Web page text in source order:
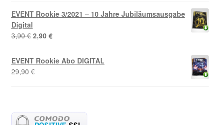
3,90 €2,22 €.
EVENT Rookie 3/2021 – 10 Jahre Jubiläumsausgabe
Digital
3,90€ Ursprünglicher
war:
3,90 €
2,90 €Aktueller
ist:
2,90 €.
EVENT Rookie Abo DIGITAL
29,90 €